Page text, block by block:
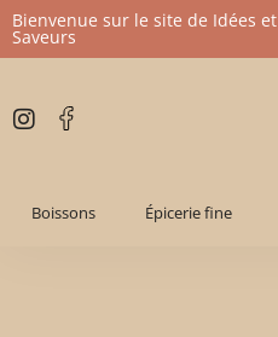
Aller
contenu
Bienvenue sur le site de Idées et
Saveurs
Boissons Épicerie fine